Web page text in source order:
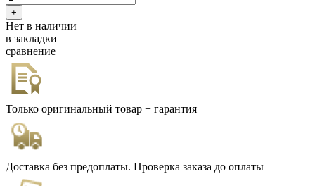
Нет в наличии
в закладки
сравнение
Только оригинальный товар + гарантия
Доставка без предоплаты. Проверка заказа до оплаты